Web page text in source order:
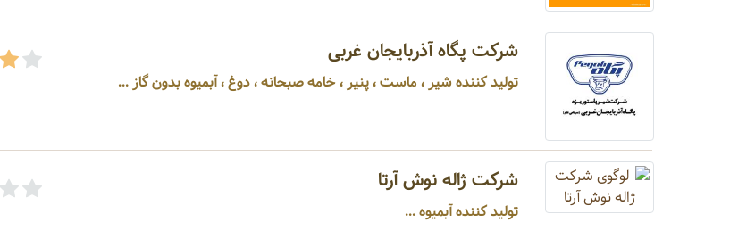
شرکت پگاه آذربایجان غربی
تولید کننده شیر ، ماست ، پنیر ، خامه صبحانه ، دوغ ، آبمیوه بدون گاز ...
شرکت ژاله نوش آرتا
تولید کننده آبمیوه ...